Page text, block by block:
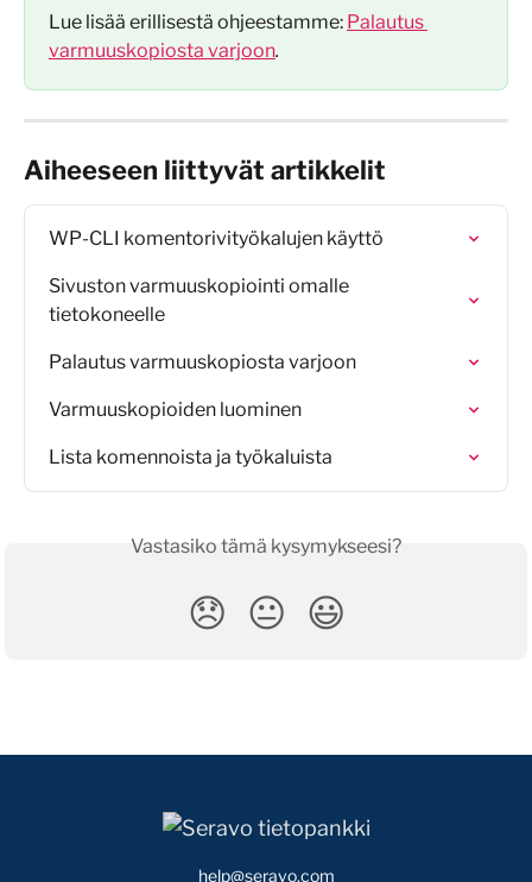
Lue lisää erillisestä ohjeestamme: Palautus
varmuuskopiosta varjoon.
Aiheeseen liittyvät artikkelit
WP-CLI komentorivityökalujen käyttö
Sivuston varmuuskopiointi omalle
tietokoneelle
Palautus varmuuskopiosta varjoon
Varmuuskopioiden luominen
Lista komennoista ja työkaluista
Vastasiko tämä kysymykseesi?
😞 😐 😃
help@seravo.com